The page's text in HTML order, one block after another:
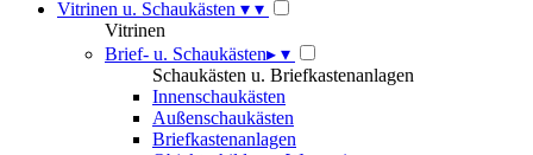
Vitrinen u. Schaukästen ▾ ▾
Vitrinen
Brief- u. Schaukästen▸ ▾
Schaukästen u. Briefkastenanlagen
Innenschaukästen
Außenschaukästen
Briefkastenanlagen